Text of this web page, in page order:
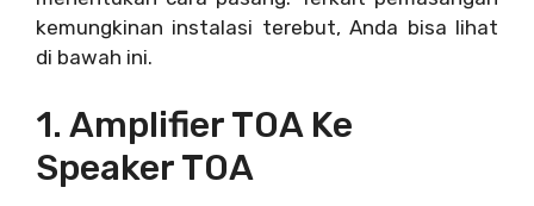
kemungkinan instalasi terebut, Anda bisa lihat
di bawah ini.
1. Amplifier TOA Ke
Speaker TOA